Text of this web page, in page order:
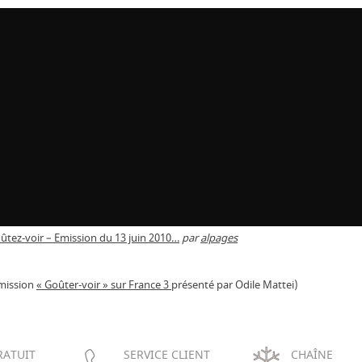
voir – Emission du 13 juin 2010… paralpages
« Goûter-voir » sur France 3 présenté par Odile Mattei)
SERVICE CLIENT CHAÎNE